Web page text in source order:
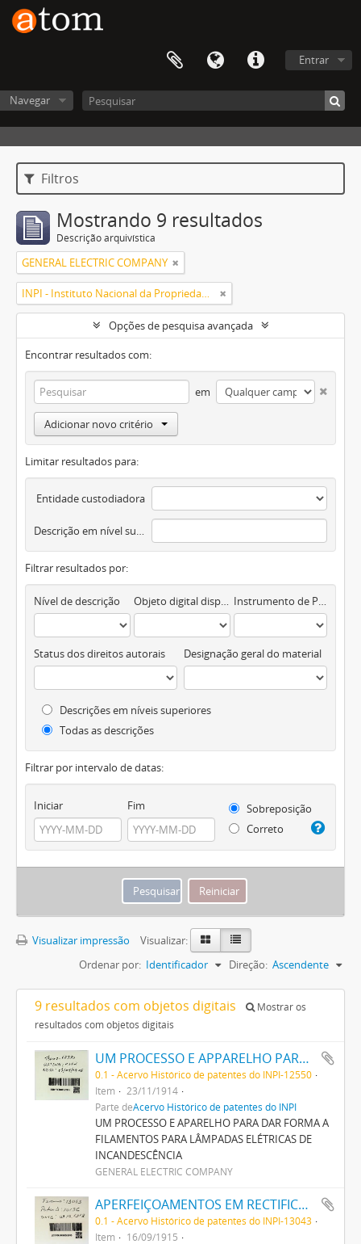
Entrar
Navegar
Filtros
Mostrando 9 resultados
Descrição arquivística
GENERAL ELECTRIC COMPANY
INPI - Instituto Nacional da Propriedade Industrial
Opções de pesquisa avançada
Encontrar resultados com:
em
Adicionar novo critério
Limitar resultados para:
Entidade custodiadora
Descrição em nível superior
Filtrar resultados por:
Nível de descrição Objeto digital disponível Instrumento de Pesquisa
Status dos direitos autorais Designação geral do material
Descrições em níveis superiores
Todas as descrições
Filtrar por intervalo de datas:
Iniciar Fim
Sobreposição
Correto
Visualizar impressão
Visualizar:
Ordenar por: Identificador Direção: Ascendente
9 resultados com objetos digitais
Mostrar os
resultados com objetos digitais
UM PROCESSO E APPARELHO PARA DAR FORMA A FILAMENTOS PARA LAMPADAS ELECTRICAS DE INCANDESCENCIA
0.1 - Acervo Histórico de patentes do INPI-12550
Item
23/11/1914
Parte deAcervo Histórico de patentes do INPI
UM PROCESSO E APARELHO PARA DAR FORMA A
FILAMENTOS PARA LÂMPADAS ELÉTRICAS DE
INCANDESCÊNCIA
GENERAL ELECTRIC COMPANY
APERFEIÇOAMENTOS EM RECTIFICADORES E METHODO DE OPERAR OS MESMOS
0.1 - Acervo Histórico de patentes do INPI-13043
Item
16/09/1915